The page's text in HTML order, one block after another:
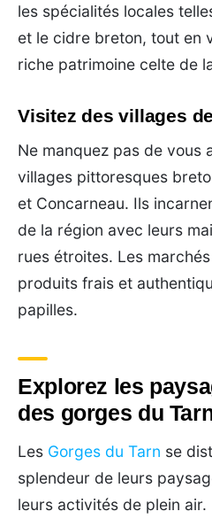
les spécialités locales
et le cidre breton, tout en
riche patrimoine celte de
Visitez des villages
Ne manquez pas de vous
villages pittoresques
et Concarneau. Ils
de la région avec leurs
rues étroites. Les
produits frais et
papilles.
Explorez les
des gorges du
Les Gorges du Tarn se
splendeur de leurs
leurs activités de plein